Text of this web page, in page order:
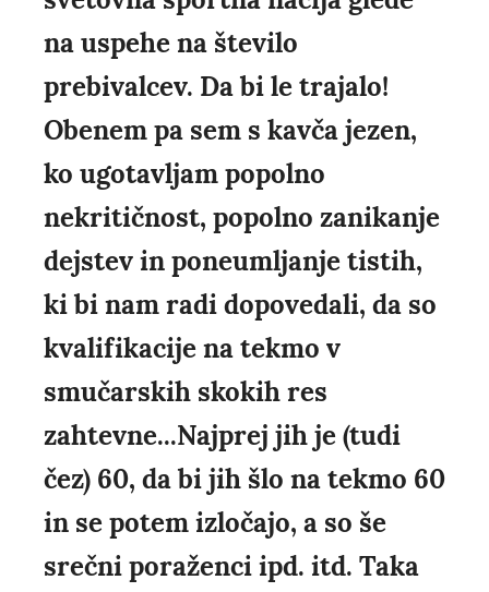
na uspehe na število
prebivalcev. Da bi le trajalo!
Obenem pa sem s kavča jezen,
ko ugotavljam popolno
nekritičnost, popolno zanikanje
dejstev in poneumljanje tistih,
ki bi nam radi dopovedali, da so
kvalifikacije na tekmo v
smučarskih skokih res
zahtevne...Najprej jih je (tudi
čez) 60, da bi jih šlo na tekmo 60
in se potem izločajo, a so še
srečni poraženci ipd. itd. Taka